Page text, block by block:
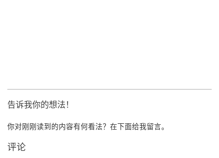
告诉我你的想法！
你对刚刚读到的内容有何看法？在下面给我留言。
评论